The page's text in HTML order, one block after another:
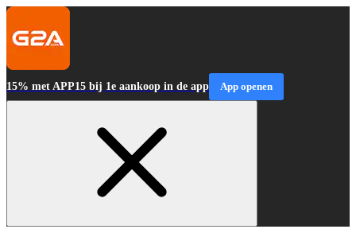
15% met APP15 bij 1e aankoop in de app App openen